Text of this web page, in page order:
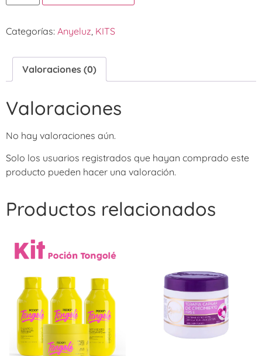
Categorías: Anyeluz KITS
Valoraciones (0)
Valoraciones
No hay valoraciones aún.
Solo los usuarios registrados que hayan comprado este
producto pueden hacer una valoración.
Productos relacionados